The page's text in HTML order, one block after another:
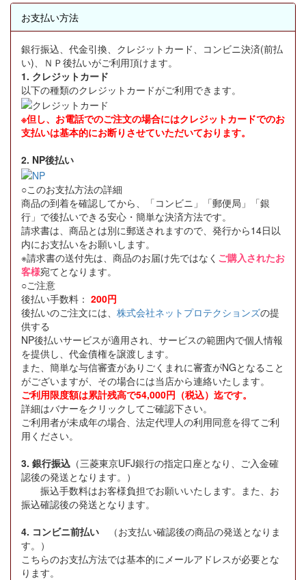
お支払い方法
銀行振込、代金引換、クレジットカード、コンビニ決済(前払
い)、ＮＰ後払いがご利用頂けます。
1. クレジットカード
以下の種類のクレジットカードがご利用できます。
※但し、お電話でのご注文の場合にはクレジットカードでのお
支払いは基本的にお断りさせていただいております。
2. NP後払い
○このお支払方法の詳細
商品の到着を確認してから、「コンビニ」「郵便局」「銀
行」で後払いできる安心・簡単な決済方法です。
請求書は、商品とは別に郵送されますので、発行から14日以
内にお支払いをお願いします。
※請求書の送付先は、商品のお届け先ではなく ご購入されたお
客様宛てとなります。
○ご注意
後払い手数料： 200円
後払いのご注文には、 株式会社ネットプロテクションズの提
供する
NP後払いサービスが適用され、サービスの範囲内で個人情報
を提供し、代金債権を譲渡します。
また、簡単な与信審査がありごくまれに審査がNGとなること
がございますが、その場合には当店から連絡いたします。
ご利用限度額は累計残高で54,000円（税込）迄です。
詳細はバナーをクリックしてご確認下さい。
ご利用者が未成年の場合、法定代理人の利用同意を得てご利
用ください。
3. 銀行振込 （三菱東京UFJ銀行の指定口座となり、ご入金確
認後の発送となります。）
振込手数料はお客様負担でお願いいたします。また、お
振込確認後の発送となります。
4. コンビニ前払い （お支払い確認後の商品の発送となりま
す。）
こちらのお支払方法では基本的にメールアドレスが必要とな
ります。